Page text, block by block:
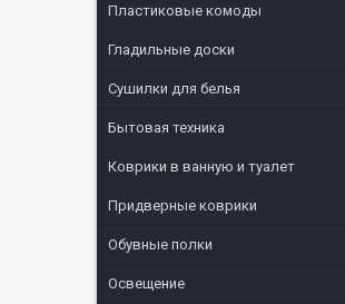
Пластиковые комоды
Гладильные доски
Сушилки для белья
Бытовая техника
Коврики в ванную и туалет
Придверные коврики
Обувные полки
Освещение